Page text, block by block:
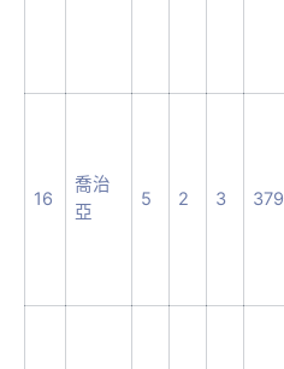
16
喬治
亞
5 2 3 379